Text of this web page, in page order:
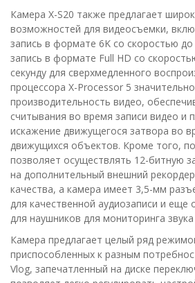
Камера X-S20 также предлагает
возможностей для видеосъемки,
запись в формате 6K со скоростью до
запись в формате Full HD со
секунду для сверхмедленного
процессора X-Processor 5
производительность видео,
считывания во время записи видео и
искажение движущегося затвора во
движущихся объектов. Кроме того,
позволяет осуществлять 12-битную
на дополнительный внешний
качества, а камера имеет 3,5-мм
для качественной аудиозаписи и
для наушников для мониторинга звука
Камера предлагает целый ряд
приспособленных к разным
Vlog, запечатленный на диске